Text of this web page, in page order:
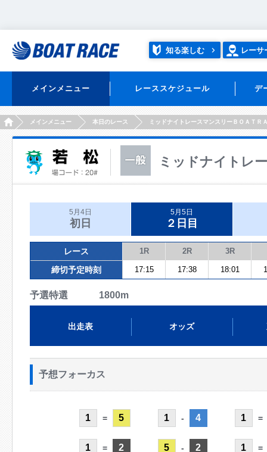
知る楽しむ レーサ
メインメニュー レーススケジュール デ
HOMEメインメニュー 本日のレース ミッドナイトレースマンスリーＢＯＡＴＲ
ミッドナイトレ
5月4日
初日
5月5日
２日目
レース 1R 2R 3R
締切予定時刻 17:15 17:38 18:01
予選特選 1800m
出走表 オッズ
予想フォーカス
1 = 5
1 = 2
1 - 4
5 - 2
1 =
1 =